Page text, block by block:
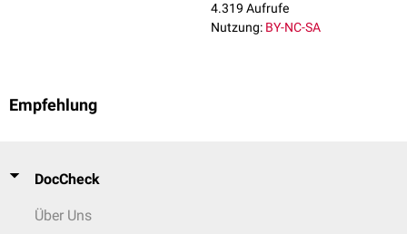
4.319 Aufrufe
Nutzung: BY-NC-SA
Empfehlung
DocCheck
Über Uns